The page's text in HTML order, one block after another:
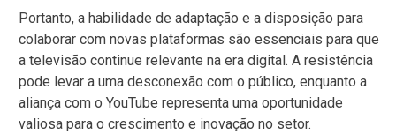
Portanto, a habilidade de adaptação e a disposição para
colaborar com novas plataformas são essenciais para que
a televisão continue relevante na era digital. A resistência
pode levar a uma desconexão com o público, enquanto a
aliança com o YouTube representa uma oportunidade
valiosa para o crescimento e inovação no setor.